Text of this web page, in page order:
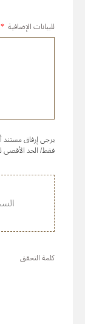
للبيانات الإضافية *
فقط/ الحد الأقصى لحجم
كلمة التحقق